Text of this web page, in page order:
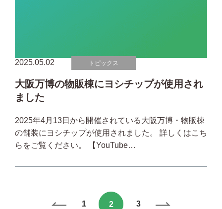
2025.05.02 トピックス
大阪万博の物販棟にヨシチップが使用され
ました
2025年4月13日から開催されている大阪万博・物販棟
の舗装にヨシチップが使用されました。 詳しくはこち
らをご覧ください。 【YouTube…
1 2 3